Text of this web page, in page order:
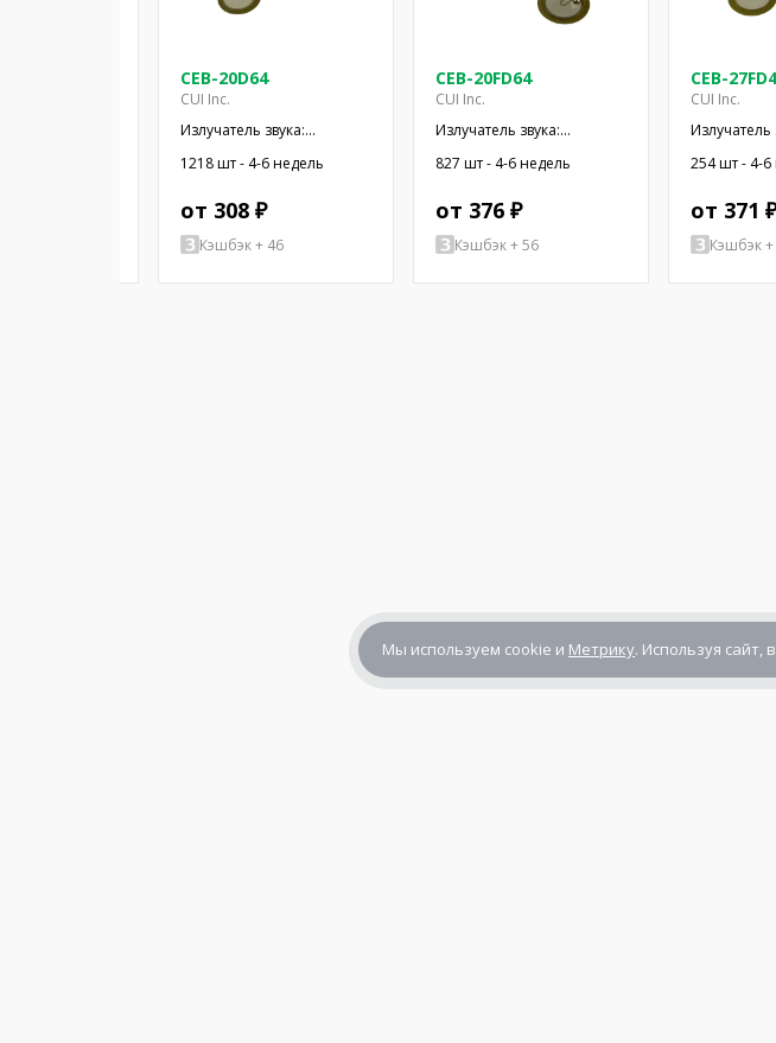
CEB-20D64
CUI Inc.
Излучатель звука:
пьезоэлектрический
сигнализатор; провода
1218 шт - 4-6 недель
от 308 ₽
Кэшбэк + 46
CEB-20FD64
CUI Inc.
Излучатель звука:
пьезоэлектрический
сигнализатор; провода
827 шт - 4-6 недель
от 376 ₽
Кэшбэк + 56
CEB-
CUI Inc.
Излучатель
254 шт - 4-6
от 371 ₽
Кэшбэк
Мы используем cookie и Метрику. Используя сайт,